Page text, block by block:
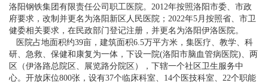
洛阳钢铁集团有限责任公司职工医院。2012年按照洛阳市委、市政
府要求，改制并更名为洛阳新区人民医院；2022年5月按照省、市卫
健委相关要求，在民政部门登记注册，并更名为洛阳伊洛医院。
医院占地面积约39亩，建筑面积6.5万平方米，集医疗、教学、科
研、急救、保健和康复为一体，下设一院(洛阳市脑血管病医院)、两
区（伊洛路总院区、展览路分院区），下辖一个社区卫生服务中
心。开放床位800张，设有37个临床科室、14个医技科室、22个职能